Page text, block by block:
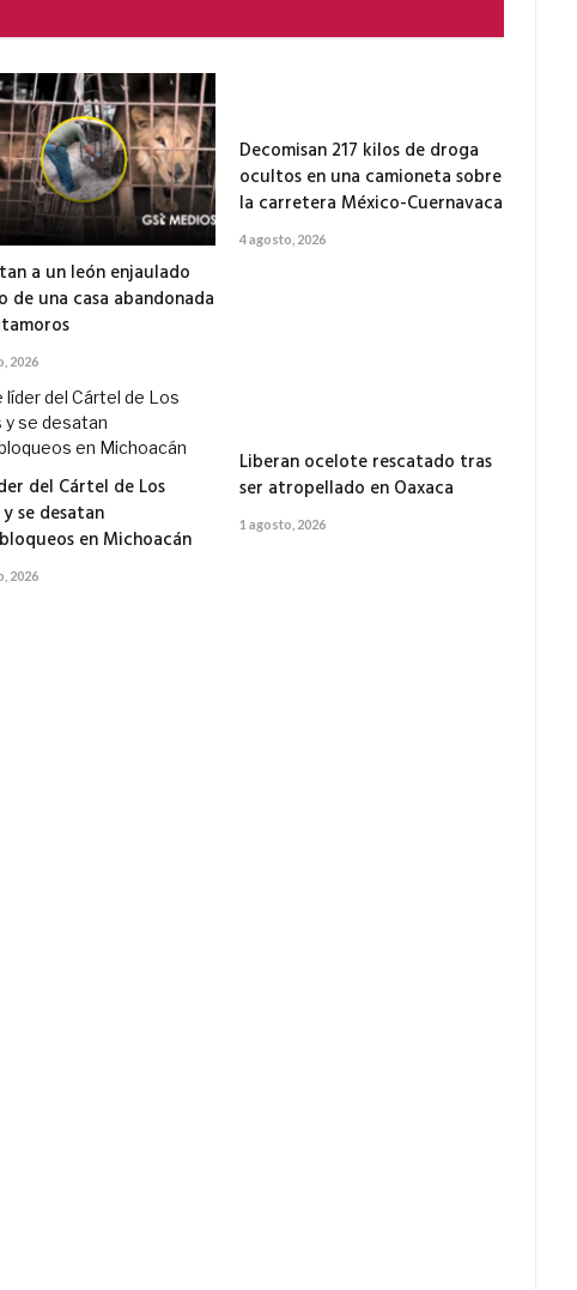
a un león enjaulado
de una casa abandonada
2026
Decomisan 217 kilos de droga
ocultos en una camioneta sobre
la carretera México-Cuernavaca
4 agosto, 2026
del Cártel de Los
y se desatan
en Michoacán
2026
Liberan ocelote rescatado tras
ser atropellado en Oaxaca
1 agosto, 2026